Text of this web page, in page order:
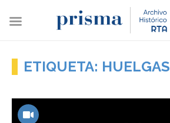
ETIQUETA: HUELGAS